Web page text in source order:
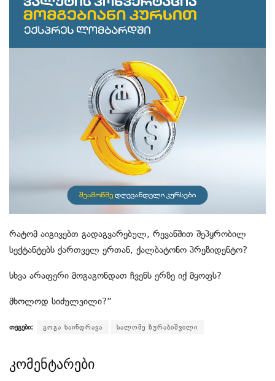
რატომ აიგივებთ გადაგვარებულ, რევანშით შეპყრობილ
სექტანტებს ქართველ ერთან, ქალბატონო პრეზიდენტო?
სხვა არაფერი მოგაგონდათ ჩვენს ერზე იქ მყოფს?
მხოლოდ სიძულვილი?”
თეგები: გოგა ხაინდრავა სალომე ზურაბიშვილი
კომენტარები